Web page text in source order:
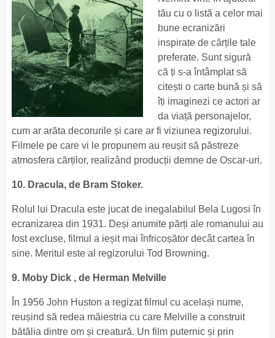
tău cu o listă a celor mai
bune ecranizări
inspirate de cărțile tale
preferate. Sunt sigură
că ți s-a întâmplat să
citești o carte bună și să
îți imaginezi ce actori ar
da viață personajelor,
cum ar arăta decorurile și care ar fi viziunea regizorului.
Filmele pe care vi le propunem au reușit să păstreze
atmosfera cărților, realizând producții demne de Oscar-uri.
10. Dracula, de Bram Stoker.
Rolul lui Dracula este jucat de inegalabilul Bela Lugosi în
ecranizarea din 1931. Deși anumite părți ale romanului au
fost excluse, filmul a ieșit mai înfricoșător decât cartea în
sine. Meritul este al regizorului Tod Browning.
9. Moby Dick , de Herman Melville
În 1956 John Huston a regizat filmul cu același nume,
reușind să redea măiestria cu care Melville a construit
bătălia dintre om și creatură. Un film puternic și prin